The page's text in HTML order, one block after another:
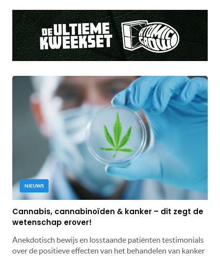
NIEUWS
Cannabis, cannabinoïden & kanker – dit zegt de
wetenschap erover!
Anekdotisch bewijs en losstaande patiënten testimonials
over de positieve effecten van het behandelen van kanker